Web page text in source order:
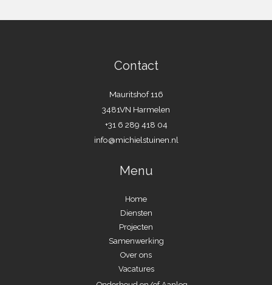
Contact
Mauritshof 116
3481VN Harmelen
+31 6 289 418 04
info@michielstuinen.nl
Menu
Home
Diensten
Projecten
Samenwerking
Over ons
Vacatures